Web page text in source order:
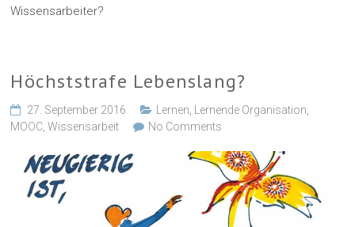
Wissensarbeiter?
Höchststrafe Lebenslang?
27. September 2016 Lernen Lernende Organisation
MOOC ,Wissensarbeit No Comments